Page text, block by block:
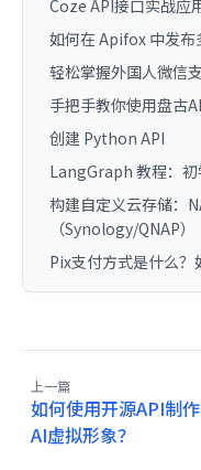
Coze API接口实战应
如何在 Apifox 中发布
轻松掌握外国人微信
手把手教你使用盘古
创建 Python API
LangGraph 教程：
构建自定义云存储：
（Synology/QNAP）
Pix支付方式是什么？
上一篇
如何使用开源API制作
AI虚拟形象？